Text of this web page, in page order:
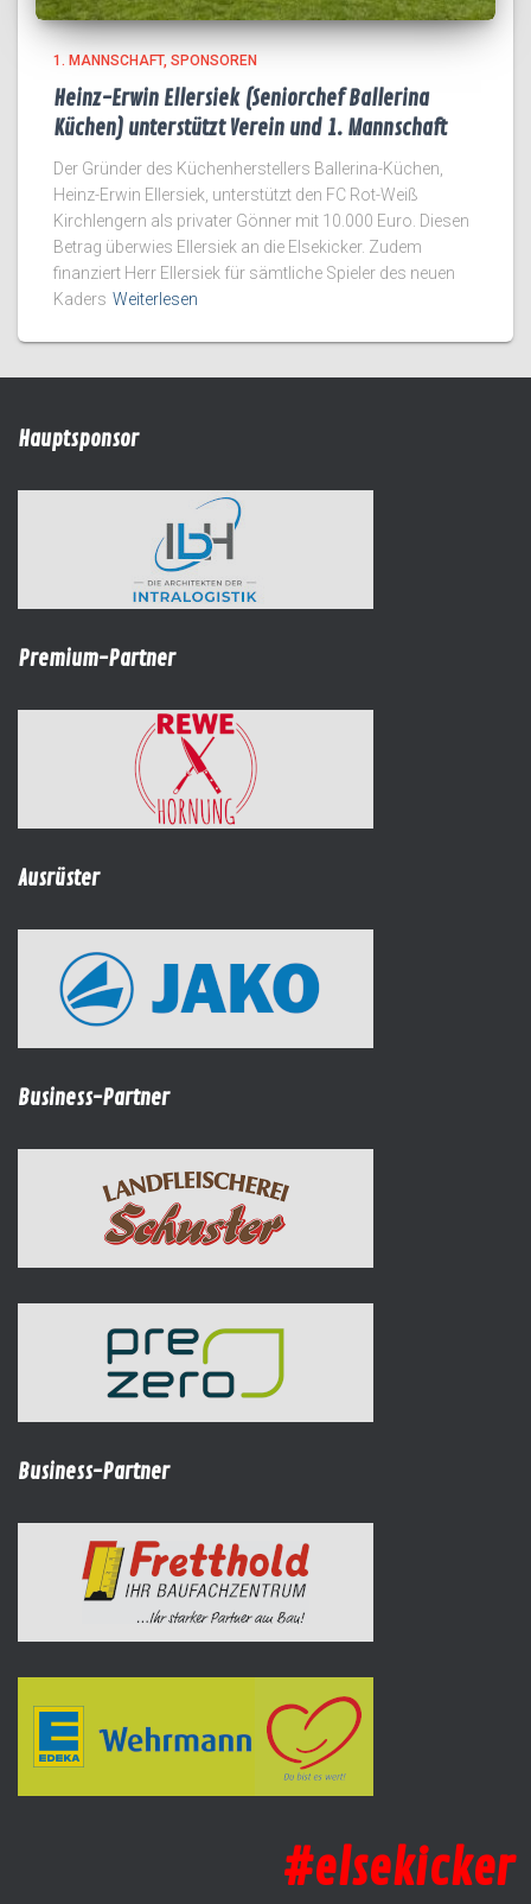
1. MANNSCHAFT SPONSOREN
Heinz-Erwin Ellersiek (Seniorchef Ballerina
Küchen) unterstützt Verein und 1. Mannschaft
Der Gründer des Küchenherstellers Ballerina-Küchen,
Heinz-Erwin Ellersiek, unterstützt den FC Rot-Weiß
Kirchlengern als privater Gönner mit 10.000 Euro. Diesen
Betrag überwies Ellersiek an die Elsekicker. Zudem
finanziert Herr Ellersiek für sämtliche Spieler des neuen
Kaders Weiterlesen
Hauptsponsor
Premium-Partner
Ausrüster
Business-Partner
Business-Partner
#elsekicker